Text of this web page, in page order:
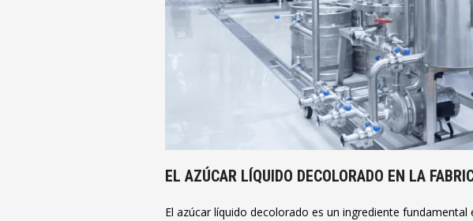
EL AZÚCAR LÍQUIDO DECOLORADO EN LA
El azúcar líquido decolorado es un ingrediente